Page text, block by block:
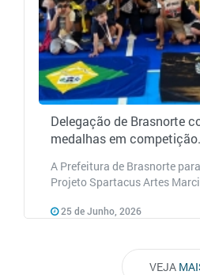
Delegação de Brasnorte
medalhas em
A Prefeitura de Brasnorte
Projeto Spartacus Artes
25 de Junho, 2026
VEJA